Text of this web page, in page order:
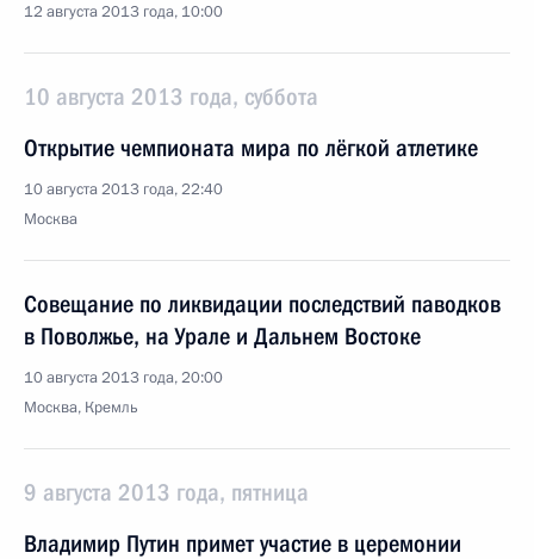
12 августа 2013 года, 10:00
10 августа 2013 года, суббота
Открытие чемпионата мира по лёгкой атлетике
10 августа 2013 года, 22:40
Москва
Совещание по ликвидации последствий паводков
в Поволжье, на Урале и Дальнем Востоке
10 августа 2013 года, 20:00
Москва, Кремль
9 августа 2013 года, пятница
Владимир Путин примет участие в церемонии